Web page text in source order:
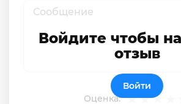
Оценка:
Войдите чтобы
отзыв
Войти